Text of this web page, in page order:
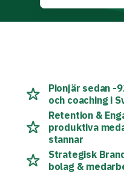
Pionjär sedan -
och coaching i
Retention &
produktiva
stannar
Strategisk
bolag &